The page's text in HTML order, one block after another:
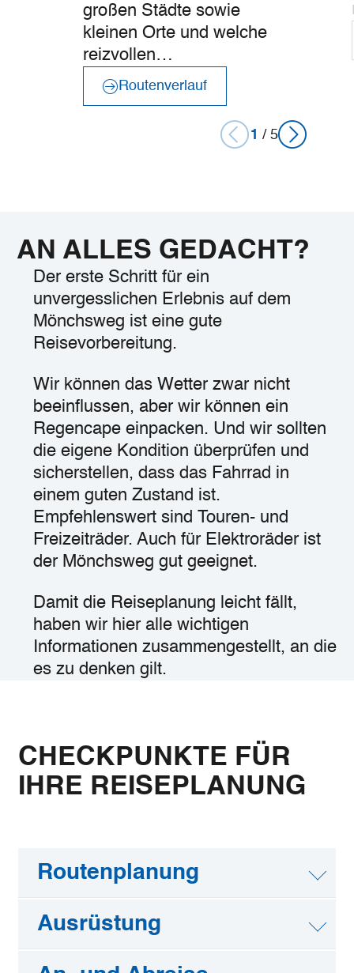
großen Städte sowie
kleinen Orte und welche
reizvollen…
Routenverlauf
1 / 5
AN ALLES GEDACHT?
Der erste Schritt für ein
unvergesslichen Erlebnis auf dem
Mönchsweg ist eine gute
Reisevorbereitung.
Wir können das Wetter zwar nicht
beeinflussen, aber wir können ein
Regencape einpacken. Und wir sollten
die eigene Kondition überprüfen und
sicherstellen, dass das Fahrrad in
einem guten Zustand ist.
Empfehlenswert sind Touren- und
Freizeiträder. Auch für Elektroräder ist
der Mönchsweg gut geeignet.
Damit die Reiseplanung leicht fällt,
haben wir hier alle wichtigen
Informationen zusammengestellt, an die
es zu denken gilt.
CHECKPUNKTE FÜR
IHRE REISEPLANUNG
Routenplanung
Ausrüstung